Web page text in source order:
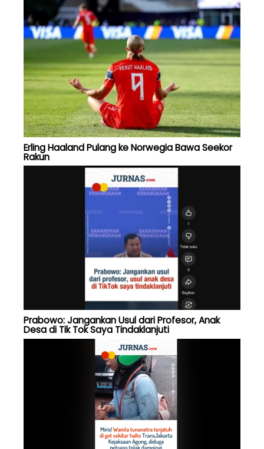
Erling Haaland Pulang ke Norwegia Bawa Seekor
Rakun
Prabowo: Jangankan Usul dari Profesor, Anak
Desa di Tik Tok Saya Tindaklanjuti